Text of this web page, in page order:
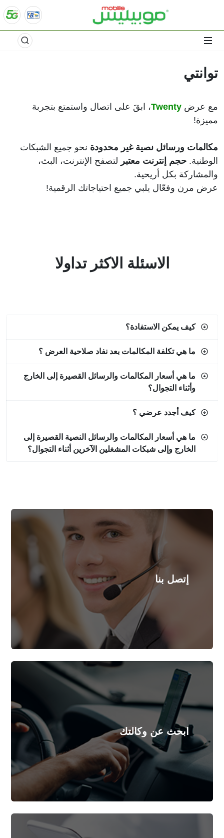
توانتي
مع عرض Twenty، ابقَ على اتصال واستمتع بتجربة
مميزة!
مكالمات ورسائل نصية غير محدودة نحو جميع الشبكات
الوطنية. حجم إنترنت معتبر لتصفح الإنترنت، البث،
والمشاركة بكل أريحية.
عرض مرن وفعّال يلبي جميع احتياجاتك الرقمية!
الاسئلة الاكثر تداولا
كيف يمكن الاستفادة؟
ما هي تكلفة المكالمات بعد نفاد صلاحية العرض ؟
ما هي أسعار المكالمات والرسائل القصيرة إلى الخارج
وأثناء التجوال؟
كيف أجدد عرضي ؟
ما هي أسعار المكالمات والرسائل النصية القصيرة إلى
الخارج وإلى شبكات المشغلين الآخرين أثناء التجوال؟
إتصل بنا
اتصل بنا و احصل على مزيد من المعلومات
ابحث عن وكالتك
تقرب من وكالة موبيليس الأقرب لمقر سكناك
المزيد